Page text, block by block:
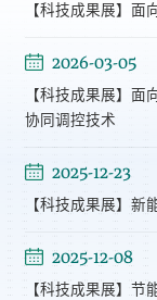
【科技成果展】面
2026-03-05
【科技成果展】面
协同调控技术
2025-12-23
【科技成果展】新
2025-12-08
【科技成果展】